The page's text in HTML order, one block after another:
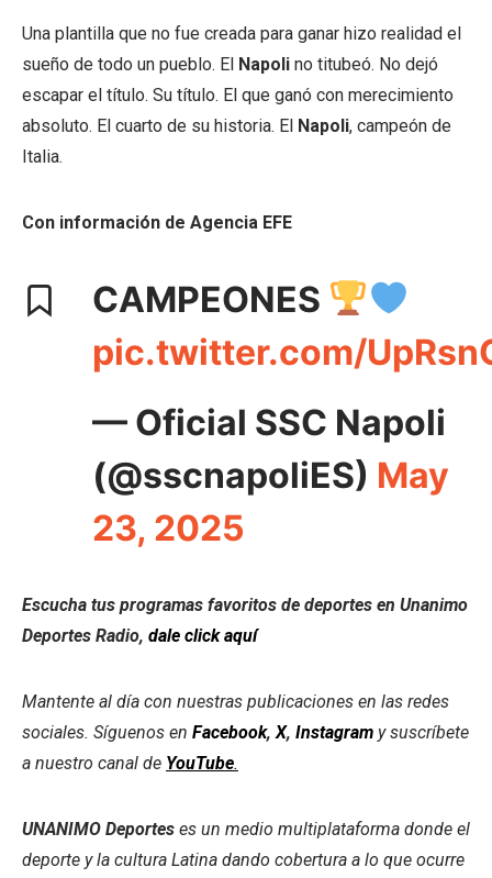
Una plantilla que no fue creada para ganar hizo realidad el
sueño de todo un pueblo. El Napoli no titubeó. No dejó
escapar el título. Su título. El que ganó con merecimiento
absoluto. El cuarto de su historia. El Napoli, campeón de
Italia.
Con información de Agencia EFE
CAMPEONES
pic.twitter.com/
— Oficial SSC Napoli
(@sscnapoliES) May
23, 2025
Escucha tus programas favoritos de deportes en Unanimo
Deportes Radio, dale click aquí
Mantente al día con nuestras publicaciones en las redes
sociales. Síguenos en Facebook,X, Instagram y suscríbete
a nuestro canal de YouTube.
UNANIMO Deportes es un medio multiplataforma donde el
deporte y la cultura Latina dando cobertura a lo que ocurre